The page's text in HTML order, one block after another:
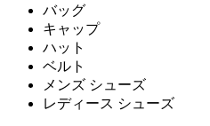
バッグ
キャップ
ハット
ベルト
メンズ シューズ
レディース シューズ